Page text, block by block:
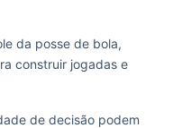
da posse de bola,
construir jogadas e
de decisão podem